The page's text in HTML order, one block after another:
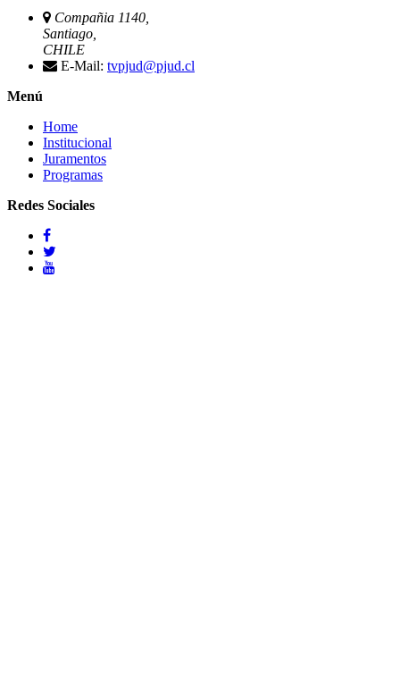
Compañia 1140,
Santiago,
CHILE
E-Mail: tvpjud@pjud.cl
Menú
Home
Institucional
Juramentos
Programas
Redes Sociales